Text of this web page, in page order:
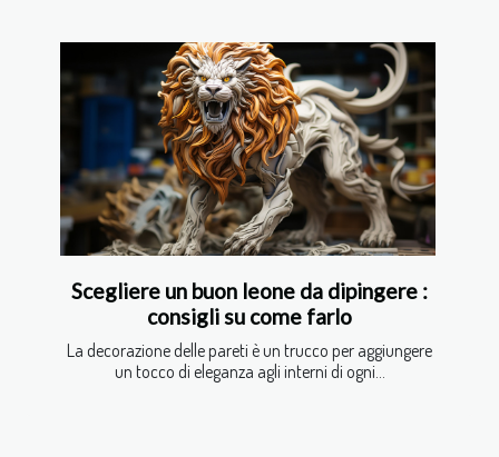
Scegliere un buon leone da dipingere :
consigli su come farlo
La decorazione delle pareti è un trucco per aggiungere
un tocco di eleganza agli interni di ogni...